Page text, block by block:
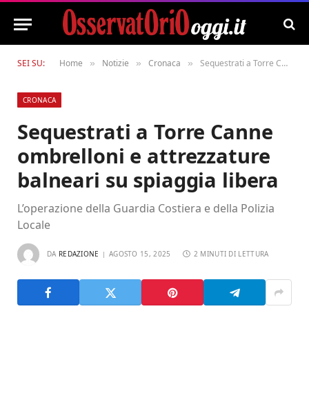
SEI SU: Home » Notizie » Cronaca » Sequestrati a Torre Canne ombrelloni e attrezzature balneari su spiaggia libera
CRONACA
Sequestrati a Torre Canne
ombrelloni e attrezzature
balneari su spiaggia libera
L’operazione della Guardia Costiera e della Polizia
Locale
DA REDAZIONE AGOSTO 15, 2025 2 MINUTI DI LETTURA